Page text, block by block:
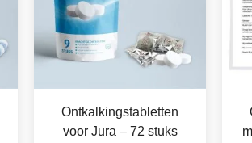
Ontkalkingstabletten
voor Jura – 72 stuks